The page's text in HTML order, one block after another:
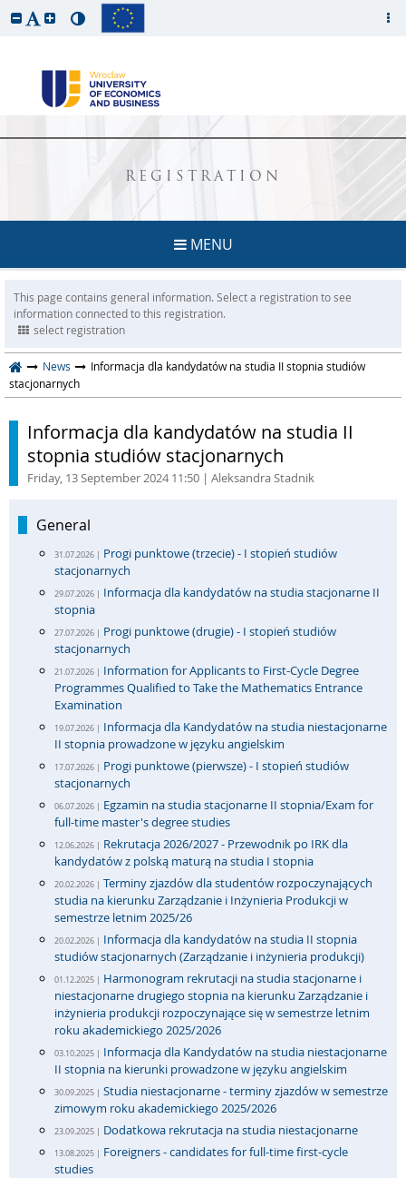
REGISTRATION
MENU
This page contains general information. Select a registration to see
information connected to this registration.
select registration
News
Informacja dla kandydatów na studia II stopnia studiów
stacjonarnych
Informacja dla kandydatów na studia II
stopnia studiów stacjonarnych
Friday, 13 September 2024 11:50 | Aleksandra Stadnik
General
31.07.2026 | Progi punktowe (trzecie) - I stopień studiów
stacjonarnych
29.07.2026 | Informacja dla kandydatów na studia stacjonarne II
stopnia
27.07.2026 | Progi punktowe (drugie) - I stopień studiów
stacjonarnych
21.07.2026 | Information for Applicants to First-Cycle Degree
Programmes Qualified to Take the Mathematics Entrance
Examination
19.07.2026 | Informacja dla Kandydatów na studia niestacjonarne
II stopnia prowadzone w języku angielskim
17.07.2026 | Progi punktowe (pierwsze) - I stopień studiów
stacjonarnych
06.07.2026 | Egzamin na studia stacjonarne II stopnia/Exam for
full-time master's degree studies
12.06.2026 | Rekrutacja 2026/2027 - Przewodnik po IRK dla
kandydatów z polską maturą na studia I stopnia
20.02.2026 | Terminy zjazdów dla studentów rozpoczynających
studia na kierunku Zarządzanie i Inżynieria Produkcji w
semestrze letnim 2025/26
20.02.2026 | Informacja dla kandydatów na studia II stopnia
studiów stacjonarnych (Zarządzanie i inżynieria produkcji)
01.12.2025 | Harmonogram rekrutacji na studia stacjonarne i
niestacjonarne drugiego stopnia na kierunku Zarządzanie i
inżynieria produkcji rozpoczynające się w semestrze letnim
roku akademickiego 2025/2026
03.10.2025 | Informacja dla Kandydatów na studia niestacjonarne
II stopnia na kierunki prowadzone w języku angielskim
30.09.2025 | Studia niestacjonarne - terminy zjazdów w semestrze
zimowym roku akademickiego 2025/2026
23.09.2025 | Dodatkowa rekrutacja na studia niestacjonarne
13.08.2025 | Foreigners - candidates for full-time first-cycle
studies